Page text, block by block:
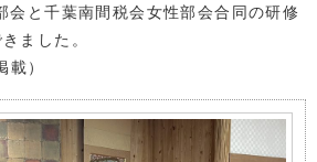
会と千葉南間税会女性部会合同の研修
ました。
）